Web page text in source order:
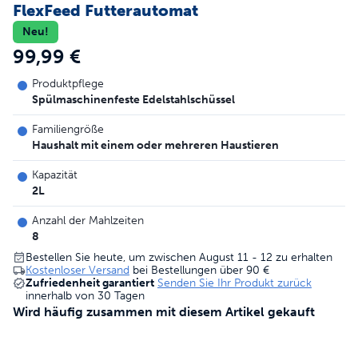
FlexFeed Futterautomat
Neu!
99,99 €
Produktpflege
Spülmaschinenfeste Edelstahlschüssel
Familiengröße
Haushalt mit einem oder mehreren Haustieren
Kapazität
2L
Anzahl der Mahlzeiten
8
Bestellen Sie heute, um zwischen August 11 - 12 zu erhalten
Kostenloser Versand bei Bestellungen über 90 €
Zufriedenheit garantiert Senden Sie Ihr Produkt zurück
innerhalb von 30 Tagen
Wird häufig zusammen mit diesem Artikel gekauft